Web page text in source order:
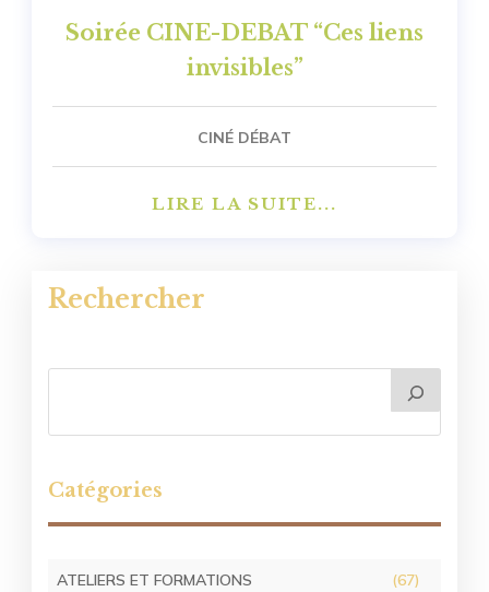
Soirée CINE-DEBAT “Ces liens
invisibles”
CINÉ DÉBAT
LIRE LA SUITE...
Rechercher
Catégories
ATELIERS ET FORMATIONS (67)